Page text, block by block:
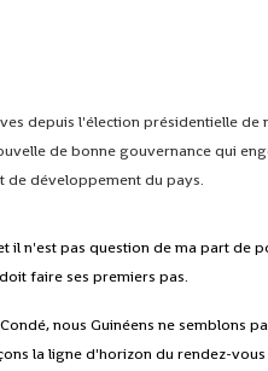
depuis l'élection présidentielle de
de bonne gouvernance qui
de développement du pays.
il n'est pas question de ma part de
faire ses premiers pas.
nous Guinéens ne semblons
la ligne d'horizon du rendez-